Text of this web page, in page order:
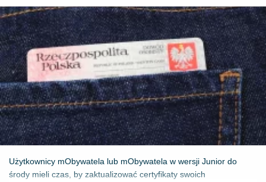
Użytkownicy mObywatela lub mObywatela w wersji Junior do
środy mieli czas, by zaktualizować certyfikaty swoich